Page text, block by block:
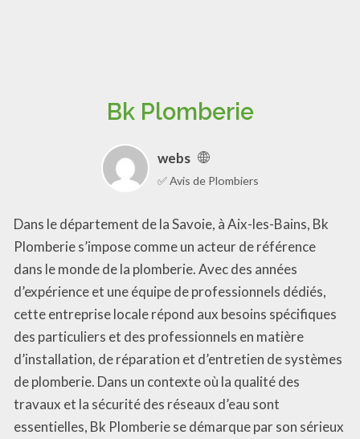
Bk Plomberie
webs
✅ Avis de Plombiers
Dans le département de la Savoie, à Aix-les-Bains, Bk
Plomberie s’impose comme un acteur de référence
dans le monde de la plomberie. Avec des années
d’expérience et une équipe de professionnels dédiés,
cette entreprise locale répond aux besoins spécifiques
des particuliers et des professionnels en matière
d’installation, de réparation et d’entretien de systèmes
de plomberie. Dans un contexte où la qualité des
travaux et la sécurité des réseaux d’eau sont
essentielles, Bk Plomberie se démarque par son sérieux